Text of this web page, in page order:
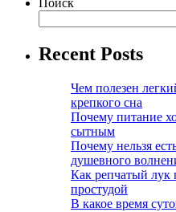
Поиск
Recent Posts
Чем полезен
крепкого сна
Почему питание
сытным
Почему нельзя
душевного
Как репчатый лук
простудой
В какое время